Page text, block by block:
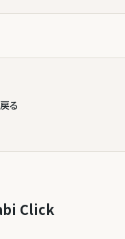
る
Click